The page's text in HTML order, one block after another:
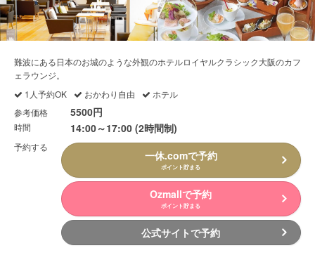
難波にある日本のお城のような外観のホテルロイヤルクラシック大阪のカフ
ェラウンジ。
1人予約OK
おかわり自由
ホテル
参考価格
5500円
時間 14:00～17:00 (2時間制)
予約する
一休.comで予約
ポイント貯まる
Ozmallで予約
ポイント貯まる
公式サイトで予約